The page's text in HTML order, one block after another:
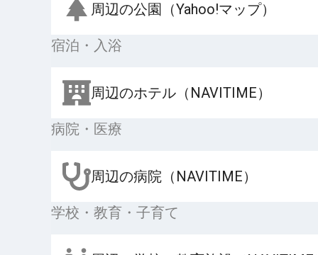
周辺の公園（Yahoo!マップ）
宿泊・入浴
周辺のホテル（NAVITIME）
病院・医療
周辺の病院（NAVITIME）
学校・教育・子育て